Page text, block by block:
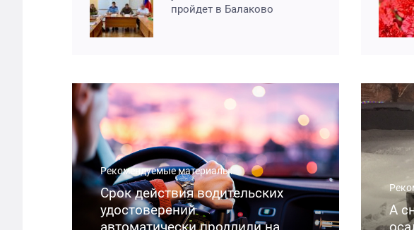
пройдет в Балаково
Рекомендуемые материалы:
Срок действия водительских
удостоверений
А